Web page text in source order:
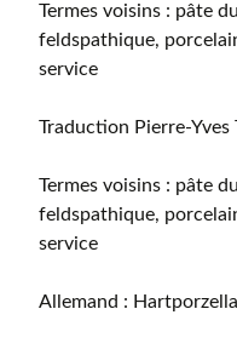
Termes voisins : pâte
feldspathique,
service
Traduction Pierre-Yves
Termes voisins : pâte
feldspathique,
service
Allemand :